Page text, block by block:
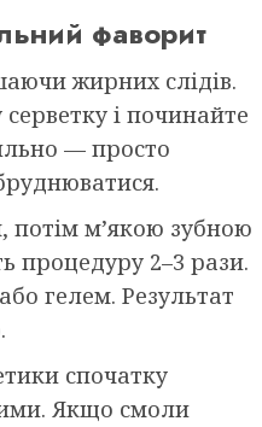
фаворит
жирних слідів.
і починайте
— просто
потім м’якою зубною
процедуру 2–3 рази.
гелем. Результат
спочатку
Якщо смоли